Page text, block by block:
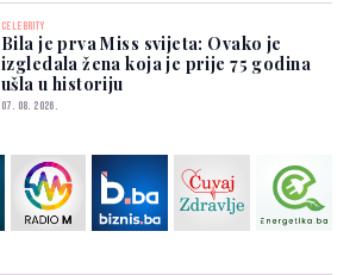
CELEBRITY
Bila je prva Miss svijeta: Ovako je
izgledala žena koja je prije 75 godina
ušla u historiju
07. 08. 2026.